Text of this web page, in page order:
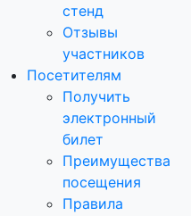
стенд
Отзывы
участников
Посетителям
Получить
электронный
билет
Преимущества
посещения
Правила